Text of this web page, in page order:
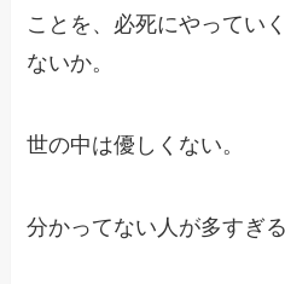
ことを、必死にやってい
ないか。
世の中は優しくない。
分かってない人が多すぎる